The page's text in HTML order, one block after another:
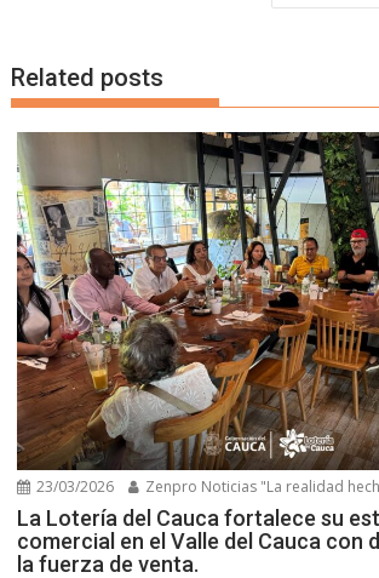
Related posts
23/03/2026 Zenpro Noticias "La realidad
La Lotería del Cauca fortalece su
comercial en el Valle del Cauca con
la fuerza de venta.